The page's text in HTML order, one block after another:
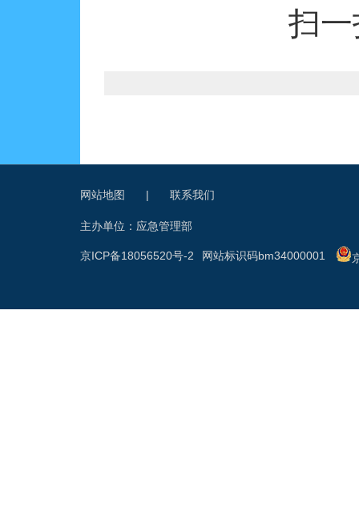
扫
网站地图 | 联系我们
主办单位：应急管理部
网站标识码bm34000001
京ICP备18056520号-2